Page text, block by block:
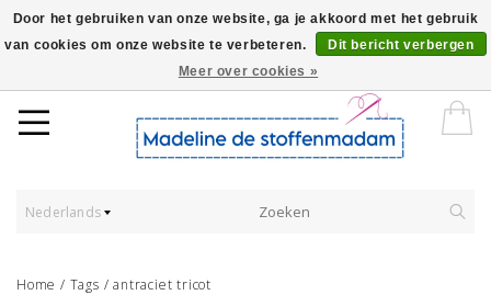
Worldwide Shipping - Onze stoffen worden verkocht per 10 cm.
Nederlands
Home / Tags /antraciet tricot
Door het gebruiken van onze website, ga je akkoord met het gebruik
van cookies om onze website te verbeteren.
Dit bericht verbergen
Meer over cookies »